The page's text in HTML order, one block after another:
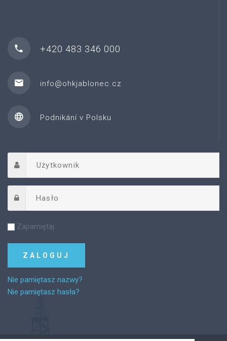
+420 483 346 000
info@ohkjablonec.cz
Podnikání v Polsku
Zapamiętaj
Nie pamiętasz nazwy?
Nie pamiętasz hasła?